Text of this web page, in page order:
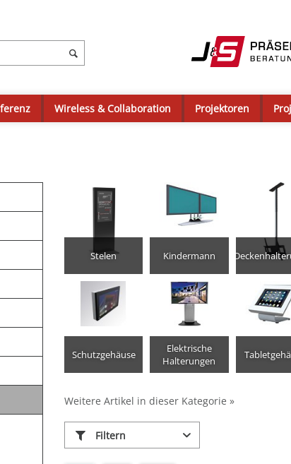
Wireless & Collaboration Projektoren
Kindermann
Elektrische
Halterungen
Schutzgehäuse
Stelen
Weitere Artikel in dieser Kategorie »
Filtern